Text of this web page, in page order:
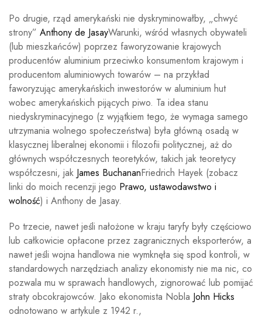
Po drugie, rząd amerykański nie dyskryminowałby, „chwyć
strony” Anthony de JasayWarunki, wśród własnych obywateli
(lub mieszkańców) poprzez faworyzowanie krajowych
producentów aluminium przeciwko konsumentom krajowym i
producentom aluminiowych towarów – na przykład
faworyzując amerykańskich inwestorów w aluminium hut
wobec amerykańskich pijących piwo. Ta idea stanu
niedyskryminacyjnego (z wyjątkiem tego, że wymaga samego
utrzymania wolnego społeczeństwa) była główną osadą w
klasycznej liberalnej ekonomii i filozofii politycznej, aż do
głównych współczesnych teoretyków, takich jak teoretycy
współczesni, jak James BuchananFriedrich Hayek (zobacz
linki do moich recenzji jego Prawo, ustawodawstwo i
wolność) i Anthony de Jasay.
Po trzecie, nawet jeśli nałożone w kraju taryfy były częściowo
lub całkowicie opłacone przez zagranicznych eksporterów, a
nawet jeśli wojna handlowa nie wymknęła się spod kontroli, w
standardowych narzędziach analizy ekonomisty nie ma nic, co
pozwala mu w sprawach handlowych, zignorować lub pomijać
straty obcokrajowców. Jako ekonomista Nobla John Hicks
odnotowano w artykule z 1942 r.,